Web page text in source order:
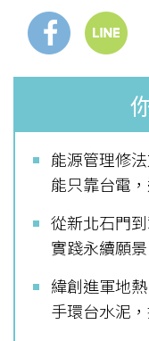
能源管理修
能只靠台電
從新北石門
實踐永續願景
緯創進軍地
手環台水泥